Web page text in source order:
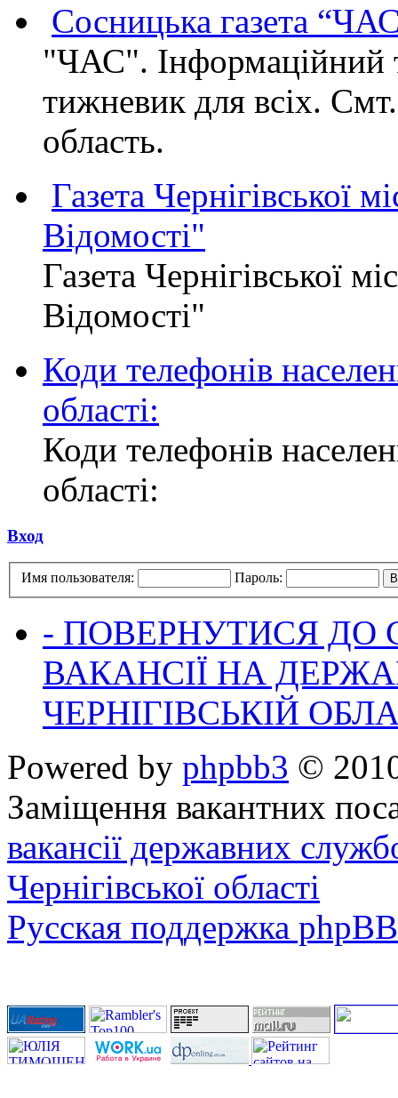
Сосницька газета
"ЧАС". Інформаційний
тижневик для всіх.
область.
Газета Чернігівської
Відомості"
Газета Чернігівської
Відомості"
Коди телефонів
області:
Коди телефонів
області:
Вход
Имя пользователя: Пароль:
- ПОВЕРНУТИСЯ ДО
ВАКАНСІЇ НА
ЧЕРНІГІВСЬКІЙ
Powered by phpbb3 ©
Заміщення вакантних
вакансії державних
Чернігівської області
Русская поддержка phpBB